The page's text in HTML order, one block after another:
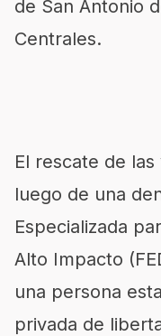
de San Antonio
Centrales.
El rescate de
luego de una
Especializada
Alto Impacto
una persona
privada de